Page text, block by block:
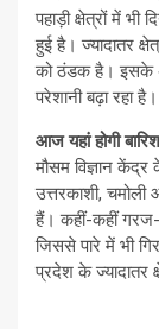
पहाड़ी क्षेत्रों में
हुई है। ज्यादातर
को ठंडक है। इसके
परेशानी बढ़ा रहा
आज यहां होगी बार‍िश
मौसम विज्ञान
उत्तरकाशी,
हैं। कहीं-कहीं गरज-
जिससे पारे में भी
प्रदेश के ज्यादातर